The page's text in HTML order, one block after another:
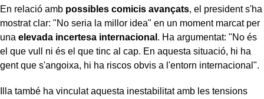
En relació amb possibles comicis avançats, el president s'ha
mostrat clar: "No seria la millor idea" en un moment marcat per
una elevada incertesa internacional . Ha argumentat: "No és
el que vull ni és el que tinc al cap. En aquesta situació, hi ha
gent que s'angoixa, hi ha riscos obvis a l'entorn internacional".
Illa també ha vinculat aquesta inestabilitat amb les tensions